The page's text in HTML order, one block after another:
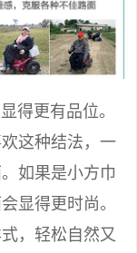
得更有品位。
这种结法，一
如果是小方巾
显得更时尚。
，轻松自然又